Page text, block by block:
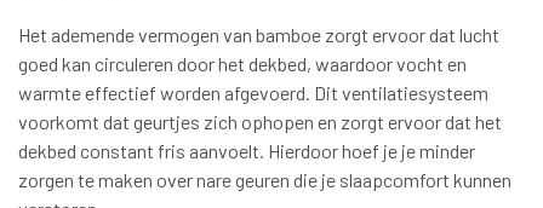
Het ademende vermogen van bamboe zorgt ervoor dat lucht
goed kan circuleren door het dekbed, waardoor vocht en
warmte effectief worden afgevoerd. Dit ventilatiesysteem
voorkomt dat geurtjes zich ophopen en zorgt ervoor dat het
dekbed constant fris aanvoelt. Hierdoor hoef je je minder
zorgen te maken over nare geuren die je slaapcomfort kunnen